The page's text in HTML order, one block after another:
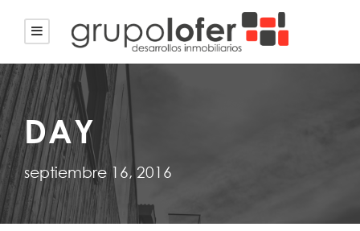
DAY
septiembre 16, 2016